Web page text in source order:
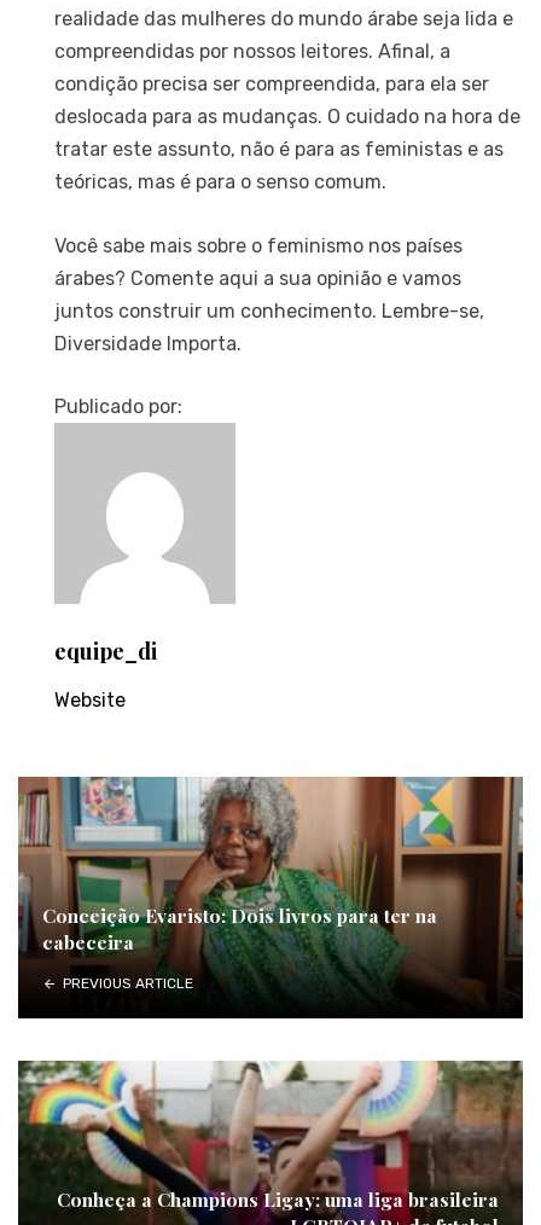
realidade das mulheres do mundo árabe seja lida e
compreendidas por nossos leitores. Afinal, a
condição precisa ser compreendida, para ela ser
deslocada para as mudanças. O cuidado na hora de
tratar este assunto, não é para as feministas e as
teóricas, mas é para o senso comum.
Você sabe mais sobre o feminismo nos países
árabes? Comente aqui a sua opinião e vamos
juntos construir um conhecimento. Lembre-se,
Diversidade Importa.
Publicado por:
equipe_di
Website
Conceição Evaristo: Dois livros para ter na
cabeceira
PREVIOUS ARTICLE
Conheça a Champions Ligay: uma liga brasileira